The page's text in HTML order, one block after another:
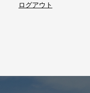
ログアウト